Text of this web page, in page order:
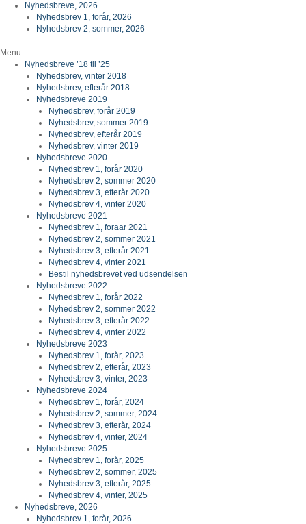
Nyhedsbreve, 2026
Nyhedsbrev 1, forår, 2026
Nyhedsbrev 2, sommer, 2026
Menu
Nyhedsbreve ’18 til ’25
Nyhedsbrev, vinter 2018
Nyhedsbrev, efterår 2018
Nyhedsbreve 2019
Nyhedsbrev, forår 2019
Nyhedsbrev, sommer 2019
Nyhedsbrev, efterår 2019
Nyhedsbrev, vinter 2019
Nyhedsbreve 2020
Nyhedsbrev 1, forår 2020
Nyhedsbrev 2, sommer 2020
Nyhedsbrev 3, efterår 2020
Nyhedsbrev 4, vinter 2020
Nyhedsbreve 2021
Nyhedsbrev 1, foraar 2021
Nyhedsbrev 2, sommer 2021
Nyhedsbrev 3, efterår 2021
Nyhedsbrev 4, vinter 2021
Bestil nyhedsbrevet ved udsendelsen
Nyhedsbreve 2022
Nyhedsbrev 1, forår 2022
Nyhedsbrev 2, sommer 2022
Nyhedsbrev 3, efterår 2022
Nyhedsbrev 4, vinter 2022
Nyhedsbreve 2023
Nyhedsbrev 1, forår, 2023
Nyhedsbrev 2, efterår, 2023
Nyhedsbrev 3, vinter, 2023
Nyhedsbreve 2024
Nyhedsbrev 1, forår, 2024
Nyhedsbrev 2, sommer, 2024
Nyhedsbrev 3, efterår, 2024
Nyhedsbrev 4, vinter, 2024
Nyhedsbreve 2025
Nyhedsbrev 1, forår, 2025
Nyhedsbrev 2, sommer, 2025
Nyhedsbrev 3, efterår, 2025
Nyhedsbrev 4, vinter, 2025
Nyhedsbreve, 2026
Nyhedsbrev 1, forår, 2026